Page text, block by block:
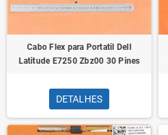
Cabo Flex para Portatil Dell
Latitude E7250 Zbz00 30 Pines
DETALHES